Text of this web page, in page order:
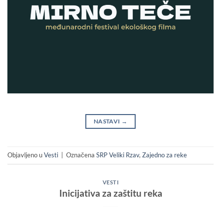
NASTAVI →
Objavljeno uVesti Označena SRP Veliki Rzav, Zajedno za reke
VESTI
Inicijativa za zaštitu reka